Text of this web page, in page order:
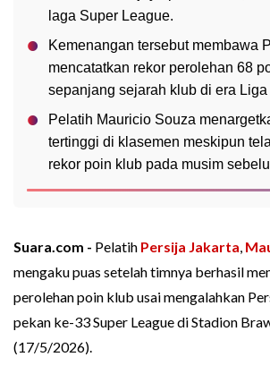
laga Super League.
Kemenangan tersebut membawa
mencatatkan rekor perolehan 68
sepanjang sejarah klub di era Liga
Pelatih Mauricio Souza
tertinggi di klasemen meskipun
rekor poin klub pada musim
Suara.com - Pelatih Persija Jakarta,
mengaku puas setelah timnya berhasil
perolehan poin klub usai mengalahkan
pekan ke-33 Super League di Stadion
(17/5/2026).